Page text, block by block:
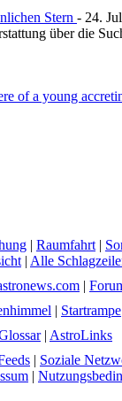
Stern - 24.
über die
of a young
| Raumfahrt |
| Alle
|
| Startrampe
| AstroLinks
| Soziale
|